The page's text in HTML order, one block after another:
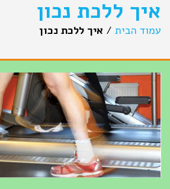
איך ללכת נכון
עמוד הבית/ איך ללכת נכון